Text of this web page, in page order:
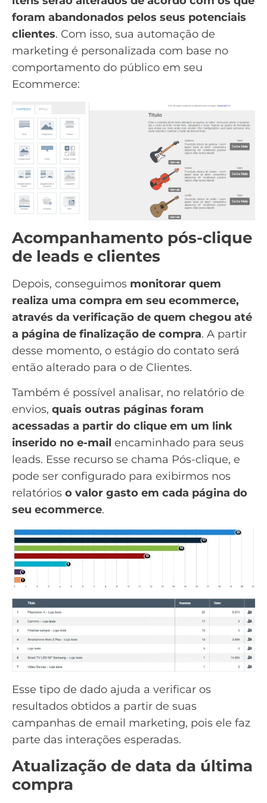
foram abandonados pelos seus potenciais
clientes. Com isso, sua automação de
marketing é personalizada com base no
comportamento do público em seu
Ecommerce:
Acompanhamento pós-clique
de leads e clientes
Depois, conseguimos monitorar quem
realiza uma compra em seu ecommerce,
através da verificação de quem chegou até
a página de finalização de compra. A partir
desse momento, o estágio do contato será
então alterado para o de Clientes.
Também é possível analisar, no relatório de
envios, quais outras páginas foram
acessadas a partir do clique em um link
inserido no e-mail encaminhado para seus
leads. Esse recurso se chama Pós-clique, e
pode ser configurado para exibirmos nos
relatórios o valor gasto em cada página do
seu ecommerce.
Esse tipo de dado ajuda a verificar os
resultados obtidos a partir de suas
campanhas de email marketing, pois ele faz
parte das interações esperadas.
Atualização de data da última
compra